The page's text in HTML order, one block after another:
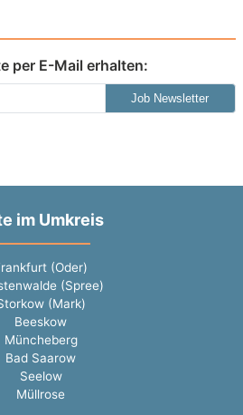
per E-Mail erhalten:
Job Newsletter
im Umkreis
(Oder)
(Spree)
(Mark)
Beeskow
Müncheberg
Bad Saarow
Seelow
Müllrose